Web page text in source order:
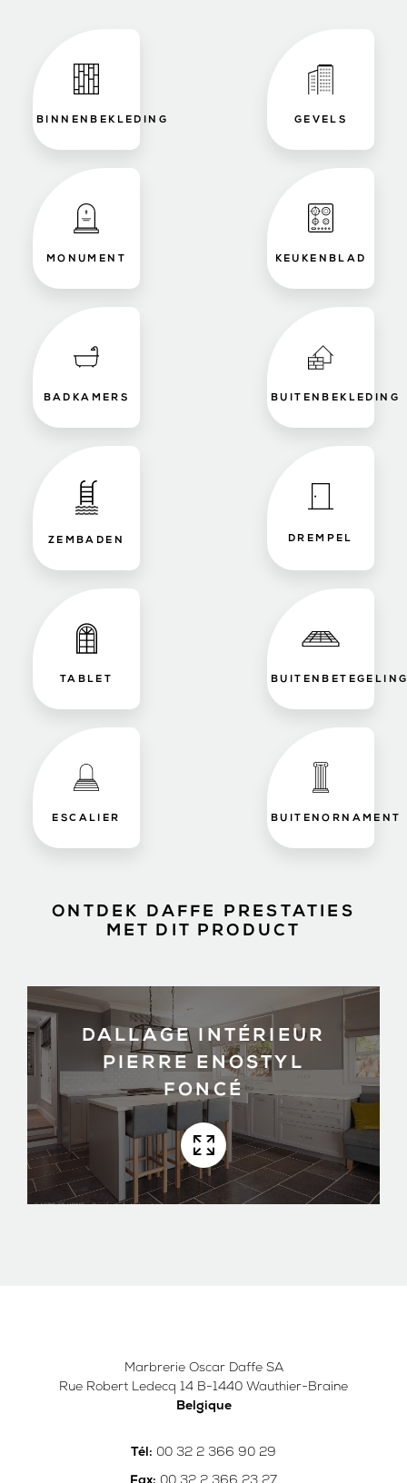
BINNENBEKLEDING GEVELS
MONUMENT KEUKENBLAD
BADKAMERS BUITENBEKLEDING
ZEMBADEN DREMPEL
TABLET
ESCALIER BUITENORNAMENT
ONTDEK DAFFE PRESTATIES
MET DIT PRODUCT
DALLAGE INTÉRIEUR
PIERRE ENOSTYL
FONCÉ
Marbrerie Oscar Daffe SA
Rue Robert Ledecq 14 B-1440 Wauthier-Braine
Belgique
Tél: 00 32 2 366 90 29